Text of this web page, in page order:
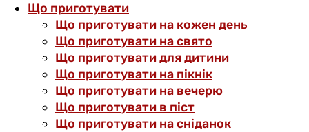
Що приготувати
Що приготувати на кожен день
Що приготувати на свято
Що приготувати для дитини
Що приготувати на пікнік
Що приготувати на вечерю
Що приготувати в піст
Що приготувати на сніданок